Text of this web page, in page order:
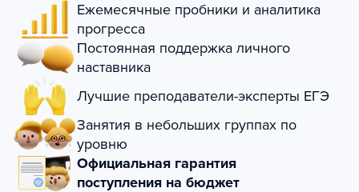
Ежемесячные пробники и аналитика
прогресса
Постоянная поддержка личного
наставника
Лучшие преподаватели-эксперты ЕГЭ
Занятия в небольших группах по
уровню
Официальная гарантия
поступления на бюджет